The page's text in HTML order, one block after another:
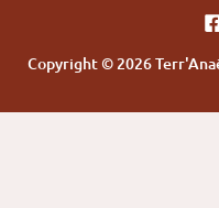
Copyright © 2026